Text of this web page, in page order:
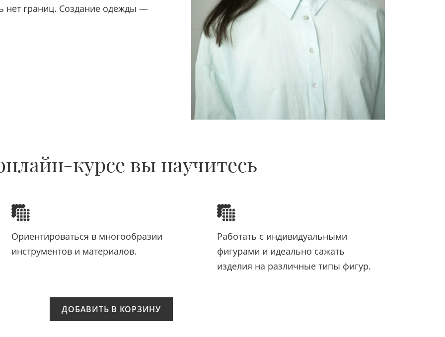
нет границ. Создание одежды —
курсе вы научитесь
Ориентироваться в многообразии
инструментов и материалов.
Работать с индивидуальными
фигурами и идеально сажать
изделия на различные типы фигур.
ДОБАВИТЬ В КОРЗИНУ